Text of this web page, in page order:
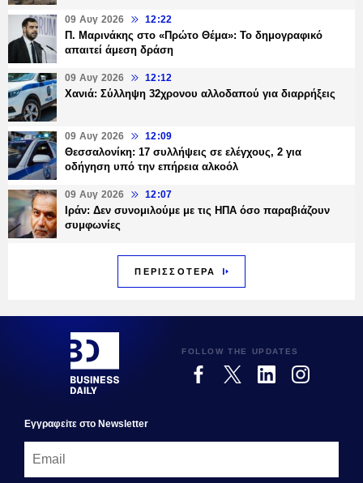
09 Αυγ 2026 12:22
Π. Μαρινάκης στο «Πρώτο Θέμα»: Το δημογραφικό
απαιτεί άμεση δράση
09 Αυγ 2026 12:12
Χανιά: Σύλληψη 32χρονου αλλοδαπού για διαρρήξεις
09 Αυγ 2026 12:09
Θεσσαλονίκη: 17 συλλήψεις σε ελέγχους, 2 για
οδήγηση υπό την επήρεια αλκοόλ
09 Αυγ 2026 12:07
Ιράν: Δεν συνομιλούμε με τις ΗΠΑ όσο παραβιάζουν
συμφωνίες
ΠΕΡΙΣΣΟΤΕΡΑ
FOLLOW THE UPDATES
Εγγραφεiτε στο Newsletter